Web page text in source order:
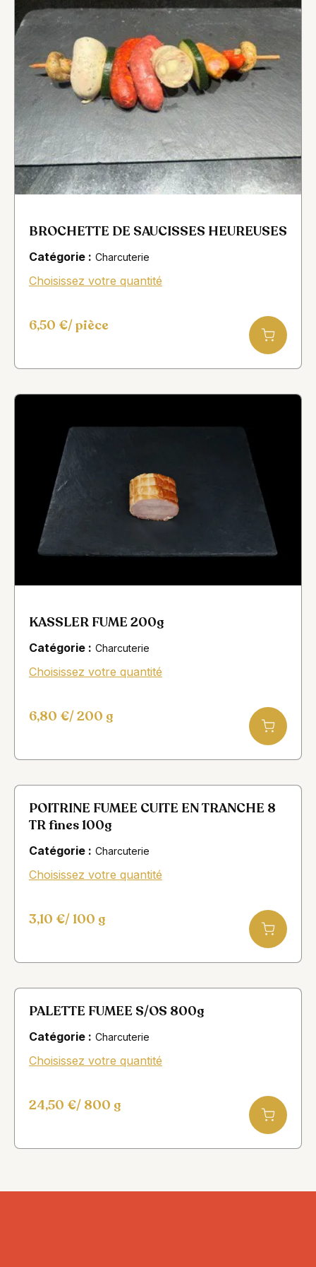
BROCHETTE DE SAUCISSES HEUREUSES
Catégorie : Charcuterie
Choisissez votre quantité
6,50 €/ pièce
KASSLER FUME 200g
Catégorie : Charcuterie
Choisissez votre quantité
6,80 €/ 200 g
POITRINE FUMEE CUITE EN TRANCHE 8
TR fines 100g
Catégorie : Charcuterie
Choisissez votre quantité
3,10 €/ 100 g
PALETTE FUMEE S/OS 800g
Catégorie : Charcuterie
Choisissez votre quantité
24,50 €/ 800 g